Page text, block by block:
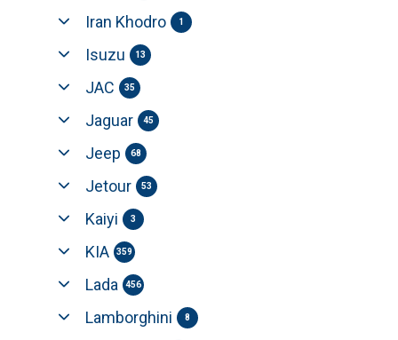
Iran Khodro 1
Isuzu 13
JAC 35
Jaguar 45
Jeep 68
Jetour 53
Kaiyi 3
KIA 359
Lada 456
Lamborghini 8